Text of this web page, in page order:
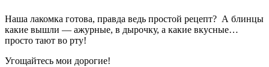
Наша лакомка готова, правда ведь простой рецепт? А блинцы
какие вышли — ажурные, в дырочку, а какие вкусные…
просто тают во рту!
Угощайтесь мои дорогие!